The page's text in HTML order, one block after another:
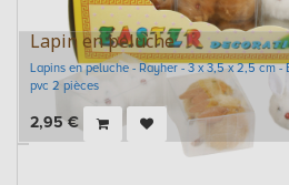
Lapin en peluche
Lapins en peluche - Rayher - 3 x 3,5 x 2,5 cm -
pvc 2 pièces
2,95€